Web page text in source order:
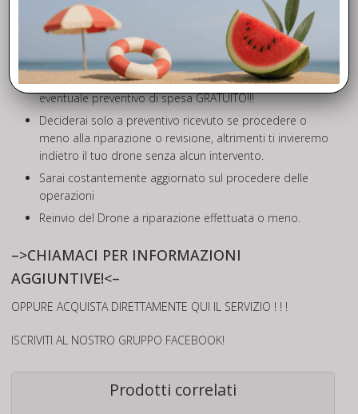
Invio di un corriere ASSICURATO a ritirare il tuo drone
Procederemo al controllo in laboratorio e ad identificare
le problematiche riscontrate
I nostri tecnici specializzati provvederanno ad inviarti un
eventuale preventivo di spesa GRATUITO!!!
Deciderai solo a preventivo ricevuto se procedere o
meno alla riparazione o revisione, altrimenti ti invieremo
indietro il tuo drone senza alcun intervento.
Sarai costantemente aggiornato sul procedere delle
operazioni
Reinvio del Drone a riparazione effettuata o meno.
–>CHIAMACI PER INFORMAZIONI
AGGIUNTIVE!<–
OPPURE ACQUISTA DIRETTAMENTE QUI IL SERVIZIO ! ! !
ISCRIVITI AL NOSTRO GRUPPO FACEBOOK!
Prodotti correlati